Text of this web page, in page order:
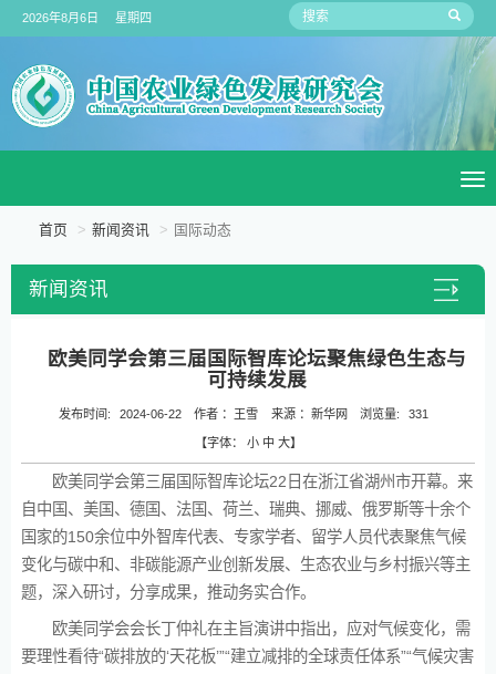
2026年8月6日 星期四
首页 新闻资讯 国际动态
新闻资讯
欧美同学会第三届国际智库论坛聚焦绿色生态与
可持续发展
发布时间: 2024-06-22 作者 ： 王雪 来源 ： 新华网 浏览量: 331
【字体： 小 中 大】
欧美同学会第三届国际智库论坛22日在浙江省湖州市开幕。来
自中国、美国、德国、法国、荷兰、瑞典、挪威、俄罗斯等十余个
国家的150余位中外智库代表、专家学者、留学人员代表聚焦气候
变化与碳中和、非碳能源产业创新发展、生态农业与乡村振兴等主
题，深入研讨，分享成果，推动务实合作。
欧美同学会会长丁仲礼在主旨演讲中指出，应对气候变化，需
要理性看待“碳排放的‘天花板’”“建立减排的全球责任体系”“气候灾害